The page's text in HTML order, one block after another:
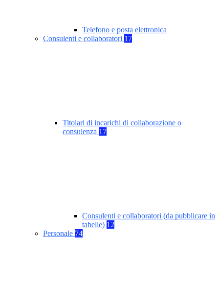
Telefono e posta elettronica
Consulenti e collaboratori 17
Titolari di incarichi di collaborazione o
consulenza 17
Consulenti e collaboratori (da pubblicare in
tabelle) 12
Personale 74